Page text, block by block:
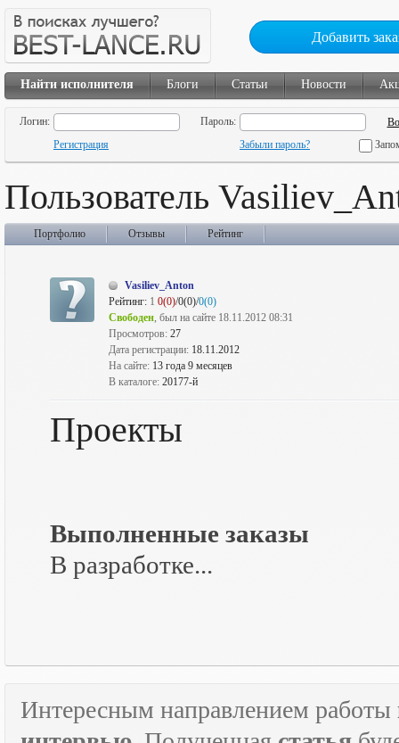
Добавить
Найти исполнителя Блоги Статьи Новости
Логин:
Пароль:
Регистрация
Забыли пароль?
Пользователь
Портфолио Отзывы Рейтинг
Vasiliev_Anton
Рейтинг: 1 0(0)/0(0)/0(0)
Свободен, был на сайте 18.11.2012 08:31
Просмотров: 27
Дата регистрации: 18.11.2012
На сайте: 13 года 9 месяцев
В каталоге: 20177-й
Проекты
Выполненные заказы
В разработке...
Интересным направлением работы